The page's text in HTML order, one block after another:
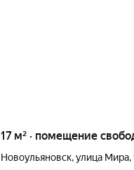
17 м² · помещение
Новоульяновск,улица Мира,